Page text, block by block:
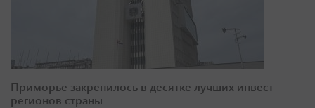
Приморье закрепилось в десятке лучших инвест-
регионов страны